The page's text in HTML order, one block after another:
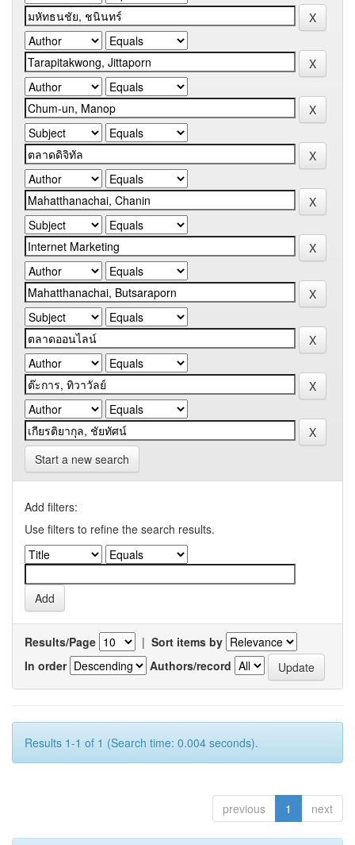
Start a new search
Add filters:
Use filters to refine the search results.
Results/Page | Sort items by
In order
Authors/record
Results 1-1 of 1 (Search time: 0.004 seconds).
previous 1 next